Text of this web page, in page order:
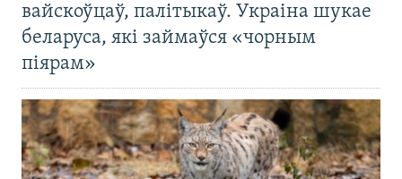
вайскоўцаў, палітыкаў. Украіна шукае
беларуса, які займаўся «чорным
піярам»